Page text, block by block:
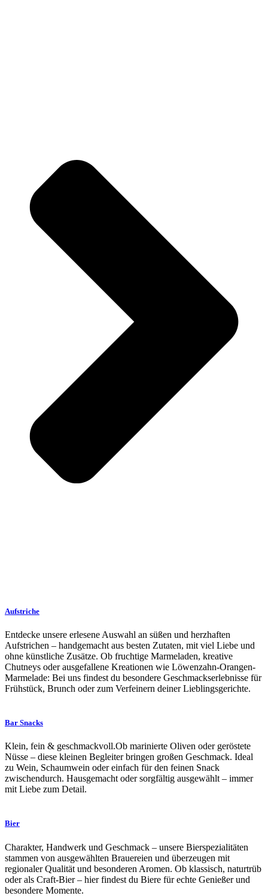
Aufstriche
Entdecke unsere erlesene Auswahl an süßen und herzhaften
Aufstrichen – handgemacht aus besten Zutaten, mit viel Liebe und
ohne künstliche Zusätze. Ob fruchtige Marmeladen, kreative
Chutneys oder ausgefallene Kreationen wie Löwenzahn-Orangen-
Marmelade: Bei uns findest du besondere Geschmackserlebnisse für
Frühstück, Brunch oder zum Verfeinern deiner Lieblingsgerichte.
Bar Snacks
Klein, fein & geschmackvoll.Ob marinierte Oliven oder geröstete
Nüsse – diese kleinen Begleiter bringen großen Geschmack. Ideal
zu Wein, Schaumwein oder einfach für den feinen Snack
zwischendurch. Hausgemacht oder sorgfältig ausgewählt – immer
mit Liebe zum Detail.
Bier
Charakter, Handwerk und Geschmack – unsere Bierspezialitäten
stammen von ausgewählten Brauereien und überzeugen mit
regionaler Qualität und besonderen Aromen. Ob klassisch, naturtrüb
oder als Craft-Bier – hier findest du Biere für echte Genießer und
besondere Momente.